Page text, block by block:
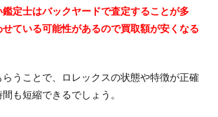
定士はバックヤードで査定することが多
せている可能性があるので買取額が安くなる
うことで、ロレックスの状態や特徴が正確
も短縮できるでしょう。